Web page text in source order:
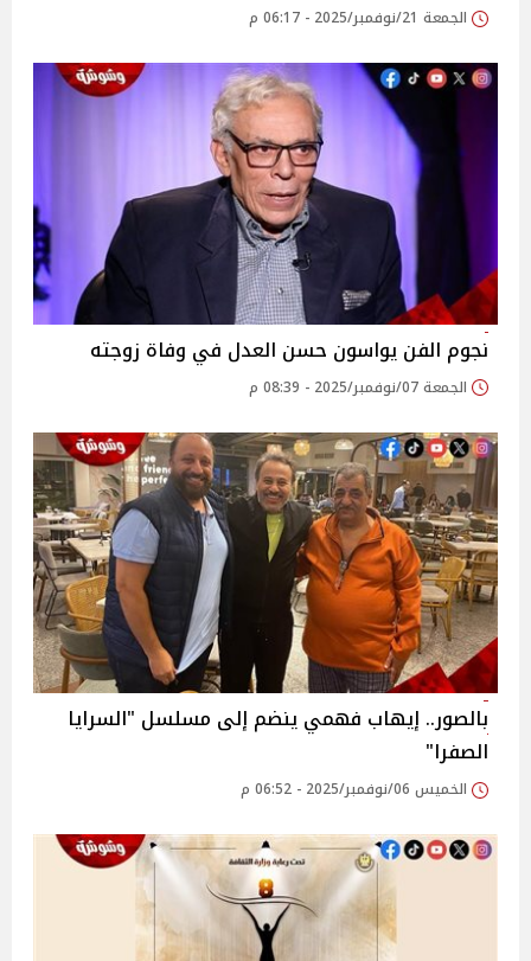
الجمعة 21/نوفمبر/2025 - 06:17 م
نجوم الفن يواسون حسن العدل في وفاة زوجته
الجمعة 07/نوفمبر/2025 - 08:39 م
بالصور.. إيهاب فهمي ينضم إلى مسلسل "السرايا
الصفرا"
الخميس 06/نوفمبر/2025 - 06:52 م